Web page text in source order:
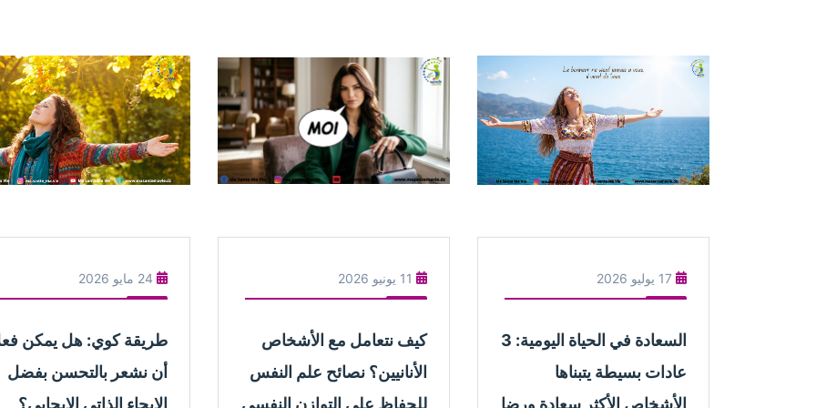
17 يوليو 2026
عادات بسيطة يتبناها
11 يونيو 2026
كيف نتعامل مع الأشخاص
الأنانيين؟ نصائح علم النفس
24 مايو 2026
طريقة كوي: هل يمكن
أن نشعر بالتحسن بفضل